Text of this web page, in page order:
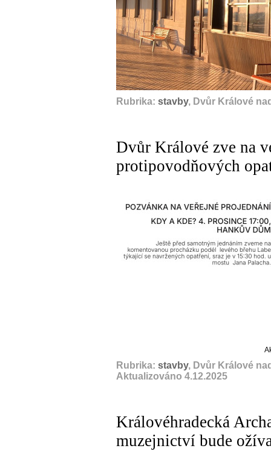
Rubrika: stavby, Dvůr Králové
Dvůr Králové zve na
protipovodňových
Rubrika: stavby, Dvůr Králové
Aktualizováno 4.12.2025
Královéhradecká
muzejnictví bude